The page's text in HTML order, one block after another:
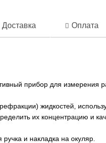
Доставка Оплата
прибор для измерения
жидкостей,
их концентрацию и
и накладка на окуляр.